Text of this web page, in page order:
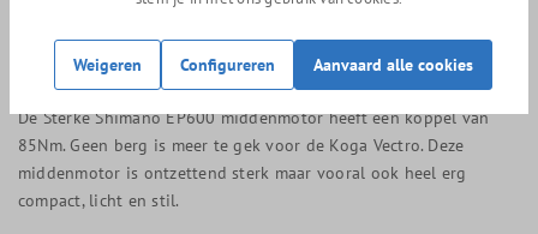
hem naar persoonlijke wens kan instellen.
E-bike systeem
De Sterke Shimano EP600 middenmotor heeft een koppel van
85Nm. Geen berg is meer te gek voor de Koga Vectro. Deze
middenmotor is ontzettend sterk maar vooral ook heel erg
compact, licht en stil.
Weigeren Configureren Aanvaard alle cookies